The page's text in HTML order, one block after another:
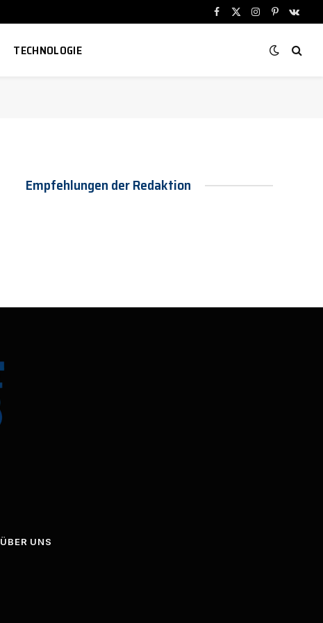
Facebook
X
Instagram
Pinterest
TECHNOLOGIE
Empfehlungen der Redaktion
ÜBER UNS